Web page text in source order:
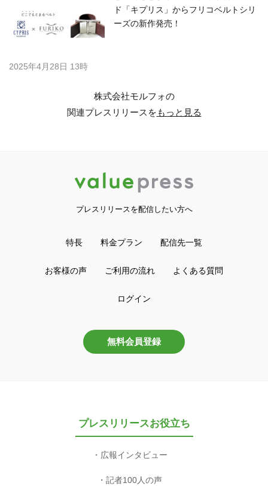
ド「キプリス」からフリコベルトシリ
ーズの新作発売！
2025年4月28日 13時
株式会社モルフォの
関連プレスリリースをもっと見る
プレスリリースを配信したい方へ
特長 料金プラン 配信先一覧
お客様の声 ご利用の流れ よくある質問
ログイン
無料会員登録
プレスリリースお役立ち
広報インタビュー
記者100人の声